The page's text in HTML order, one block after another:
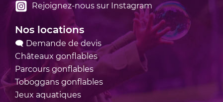
Rejoignez-nous sur Instagram
Nos locations
🗨 Demande de devis
Châteaux gonflables
Parcours gonflables
Toboggans gonflables
Jeux aquatiques